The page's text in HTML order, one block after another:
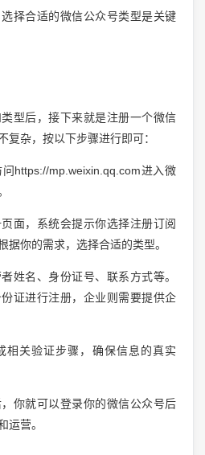
择合适的微信公众号类型是关键
型后，接下来就是注册一个微信
复杂，按以下步骤进行即可：
https://mp.weixin.qq.com进入微
面，系统会提示你选择注册订阅
据你的需求，选择合适的类型。
姓名、身份证号、联系方式等。
证进行注册，企业则需要提供企
相关验证步骤，确保信息的真实
你就可以登录你的微信公众号后
运营。